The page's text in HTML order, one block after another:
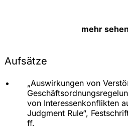
Hauptversammlung,
49 (Squeeze Out-
2011, 4. Auflage München
Schäfer (Hrsg.), Das neue
(Beschlussfassung und
der GbR und in
mehr sehen
Aufsätze
„Auswirkungen von
von Interessenkonflikten
Judgment Rule“,
ff.